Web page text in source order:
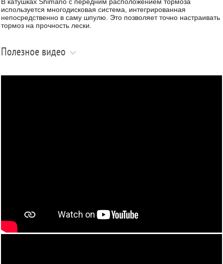
используется многодисковая система, интегрированная
непосредственно в саму шпулю. Это позволяет точно настраивать
тормоз на прочность лески.
Полезное видео